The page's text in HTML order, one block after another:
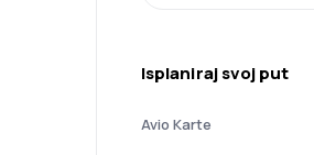
Isplaniraj svoj put
Avio Karte